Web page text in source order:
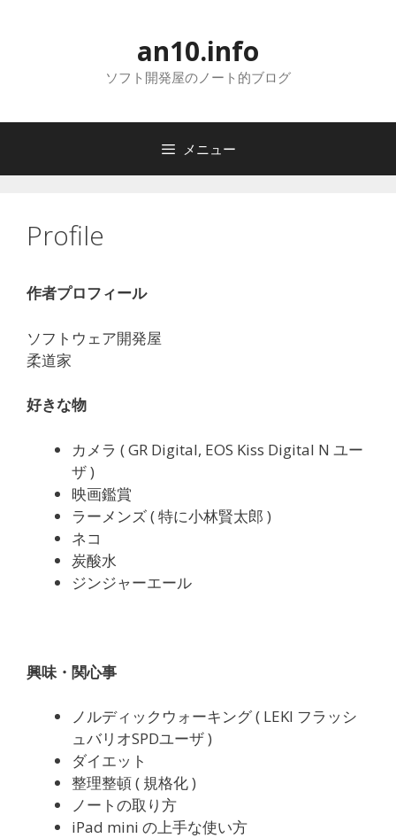
へ
an10.info
ソフト開発屋のノート的ブログ
メニュー
Profile
作者プロフィール
ソフトウェア開発屋
柔道家
好きな物
カメラ ( GR Digital, EOS Kiss Digital N ユー
ザ )
映画鑑賞
ラーメンズ ( 特に小林賢太郎 )
ネコ
炭酸水
ジンジャーエール
興味・関心事
ノルディックウォーキング ( LEKI フラッシ
ュバリオSPDユーザ )
ダイエット
整理整頓 ( 規格化 )
ノートの取り方
iPad mini の上手な使い方